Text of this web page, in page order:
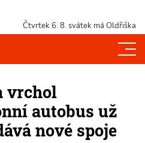
Čtvrtek 6. 8. svátek má Oldřiška
vrchol
autobus už
nové spoje